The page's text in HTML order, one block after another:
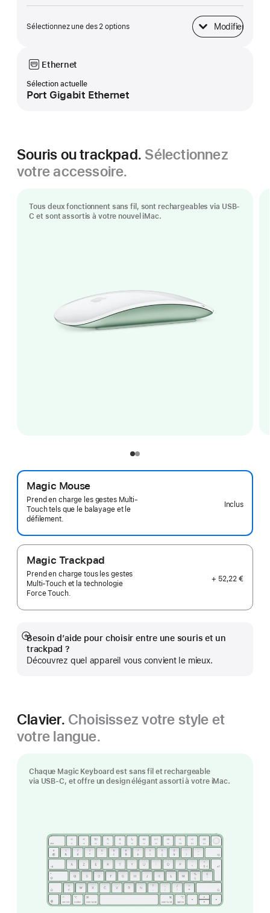
Sélectionnez une des 2 options Modifier
Base
Ethernet
Sélection actuelle
Port Gigabit Ethernet
Souris ou trackpad. Sélectionnez
votre accessoire.
Tous deux fonctionnent sans fil, sont rechargeables via USB-
C et sont assortis à votre nouvel iMac.
Magic Mouse
Prend en charge les gestes Multi-
Touch tels que le balayage et le
défilement.
Inclus
Magic Trackpad
Prend en charge tous les gestes
Multi‑Touch et la technologie
Force Touch.
+ 52,22 €
Besoin d’aide pour choisir entre une souris et un
trackpad ?
Découvrez quel appareil vous convient le mieux.
Afficher
plus
Clavier. Choisissez votre style et
votre langue.
Chaque Magic Keyboard est sans fil et rechargeable
via USB-C, et offre un design élégant assorti à votre iMac.